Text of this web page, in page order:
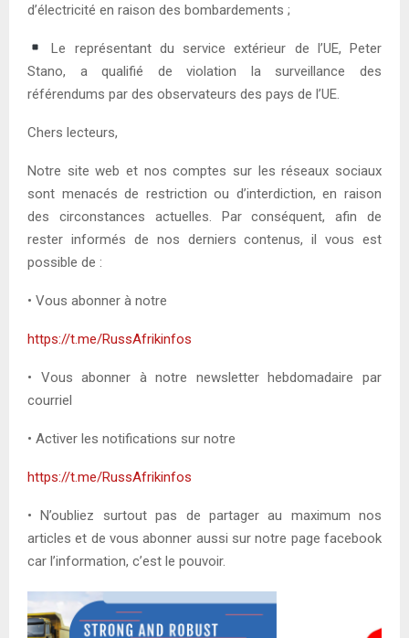
d’électricité en raison des bombardements ;
Le représentant du service extérieur de l’UE, Peter
Stano, a qualifié de violation la surveillance des
référendums par des observateurs des pays de l’UE.
Chers lecteurs,
Notre site web et nos comptes sur les réseaux sociaux
sont menacés de restriction ou d’interdiction, en raison
des circonstances actuelles. Par conséquent, afin de
rester informés de nos derniers contenus, il vous est
possible de :
• Vous abonner à notre
https://t.me/RussAfrikinfos
• Vous abonner à notre newsletter hebdomadaire par
courriel
• Activer les notifications sur notre
https://t.me/RussAfrikinfos
• N’oubliez surtout pas de partager au maximum nos
articles et de vous abonner aussi sur notre page facebook
car l’information, c’est le pouvoir.